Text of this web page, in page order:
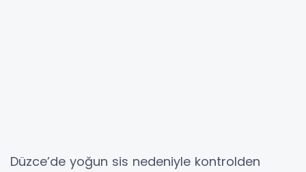
Düzce’de yoğun sis nedeniyle kontrolden